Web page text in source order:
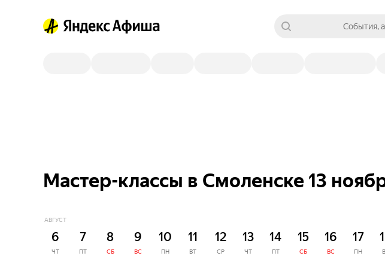
События,
Мастер-классы в Смоленске 13
АВГУСТ
6
ЧТ
7
ПТ
8
СБ
9
ВС
10
ПН
11
ВТ
12
СР
13
ЧТ
14
ПТ
15
СБ
16
ВС
17
ПН